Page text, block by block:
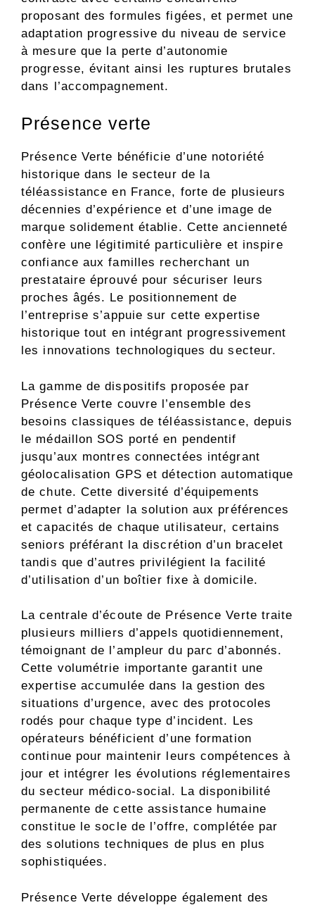
proposant des formules figées, et permet une
adaptation progressive du niveau de service
à mesure que la perte d’autonomie
progresse, évitant ainsi les ruptures brutales
dans l’accompagnement.
Présence verte
Présence Verte bénéficie d’une notoriété
historique dans le secteur de la
téléassistance en France, forte de plusieurs
décennies d’expérience et d’une image de
marque solidement établie. Cette ancienneté
confère une légitimité particulière et inspire
confiance aux familles recherchant un
prestataire éprouvé pour sécuriser leurs
proches âgés. Le positionnement de
l’entreprise s’appuie sur cette expertise
historique tout en intégrant progressivement
les innovations technologiques du secteur.
La gamme de dispositifs proposée par
Présence Verte couvre l’ensemble des
besoins classiques de téléassistance, depuis
le médaillon SOS porté en pendentif
jusqu’aux montres connectées intégrant
géolocalisation GPS et détection automatique
de chute. Cette diversité d’équipements
permet d’adapter la solution aux préférences
et capacités de chaque utilisateur, certains
seniors préférant la discrétion d’un bracelet
tandis que d’autres privilégient la facilité
d’utilisation d’un boîtier fixe à domicile.
La centrale d’écoute de Présence Verte traite
plusieurs milliers d’appels quotidiennement,
témoignant de l’ampleur du parc d’abonnés.
Cette volumétrie importante garantit une
expertise accumulée dans la gestion des
situations d’urgence, avec des protocoles
rodés pour chaque type d’incident. Les
opérateurs bénéficient d’une formation
continue pour maintenir leurs compétences à
jour et intégrer les évolutions réglementaires
du secteur médico-social. La disponibilité
permanente de cette assistance humaine
constitue le socle de l’offre, complétée par
des solutions techniques de plus en plus
sophistiquées.
Présence Verte développe également des